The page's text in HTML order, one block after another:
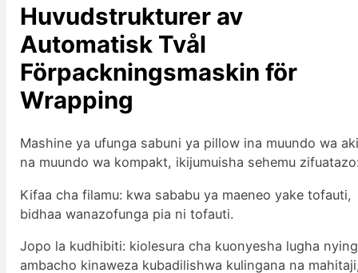
Huvudstrukturer av
Automatisk Tvål
Förpackningsmaskin för
Wrapping
Mashine ya ufunga sabuni ya pillow ina muundo wa
na muundo wa kompakt, ikijumuisha sehemu
Kifaa cha filamu: kwa sababu ya maeneo yake tofauti,
bidhaa wanazofunga pia ni tofauti.
Jopo la kudhibiti: kiolesura cha kuonyesha lugha
ambacho kinaweza kubadilishwa kulingana na